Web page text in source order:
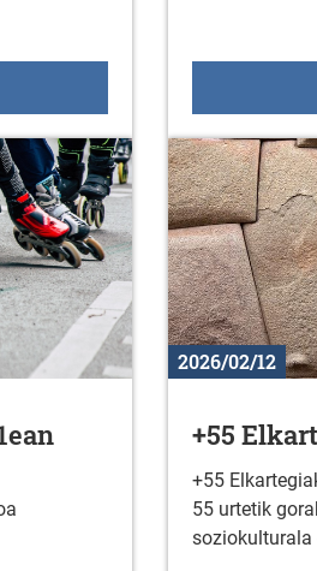
8an, joan gaitezen
2026/02/12
+55
+55
55 urtetik
soziokulturala